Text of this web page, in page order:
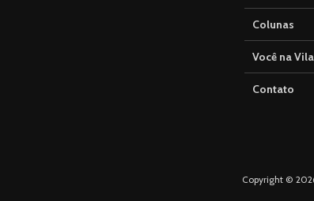
Colunas
Você na Vila
Contato
Copyright ©